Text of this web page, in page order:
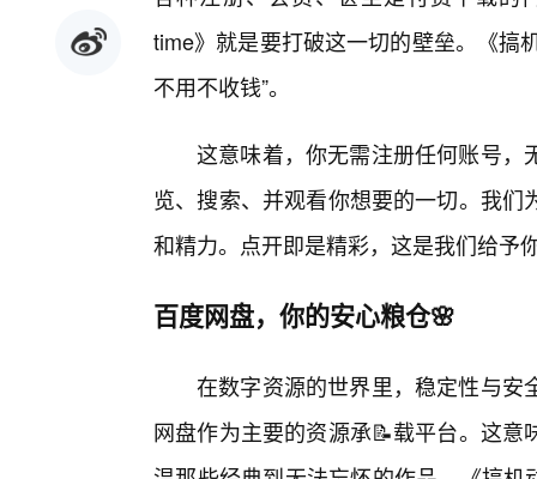
time》就是要打破这一切的壁垒。《搞
不用不收钱”。
这意味着，你无需注册任何账号，
览、搜索、并观看你想要的一切。我
和精力。点开即是精彩，这是我们给予
百度网盘，你的安心粮仓🌸
在数字资源的世界里，稳定性与安
网盘作为主要的资源承📝载平台。这